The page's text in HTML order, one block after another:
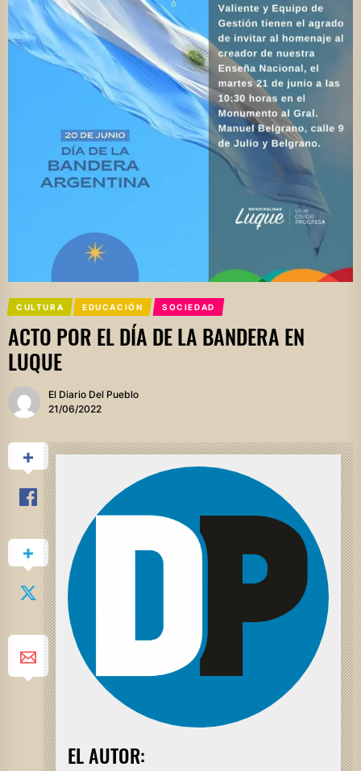
CULTURA EDUCACIÓN SOCIEDAD
ACTO POR EL DÍA DE LA BANDERA EN
LUQUE
El Diario Del Pueblo
21/06/2022
EL AUTOR: